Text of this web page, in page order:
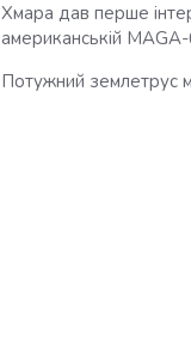
Хмара дав перше
американській
Потужний землетрус